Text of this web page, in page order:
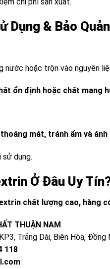
Dụng & Bảo Quản
hoặc trộn vào nguyên
ổn định hoặc chất mang
mát, tránh ẩm và
sử dụng.
Ở Đâu Uy
chất lượng cao, hàng
THUẬN NAM
Trảng Dài, Biên Hòa, Đồng
118